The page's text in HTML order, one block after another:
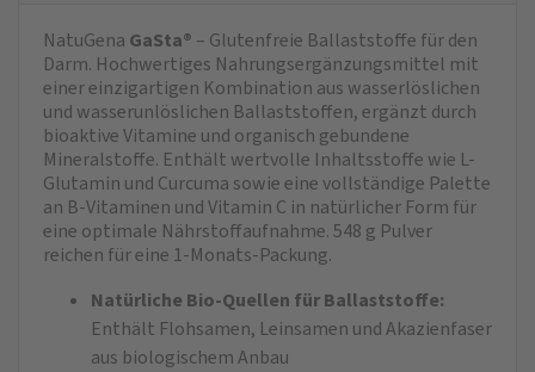
NatuGena GaSta® – Glutenfreie Ballaststoffe für den
Darm. Hochwertiges Nahrungsergänzungsmittel mit
einer einzigartigen Kombination aus wasserlöslichen
und wasserunlöslichen Ballaststoffen, ergänzt durch
bioaktive Vitamine und organisch gebundene
Mineralstoffe. Enthält wertvolle Inhaltsstoffe wie L-
Glutamin und Curcuma sowie eine vollständige Palette
an B-Vitaminen und Vitamin C in natürlicher Form für
eine optimale Nährstoffaufnahme. 548 g Pulver
reichen für eine 1-Monats-Packung.
Natürliche Bio-Quellen für Ballaststoffe:
Enthält Flohsamen, Leinsamen und Akazienfaser
aus biologischem Anbau